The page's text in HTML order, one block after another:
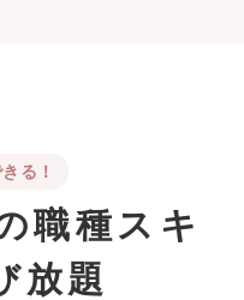
る！
職種スキ
放題